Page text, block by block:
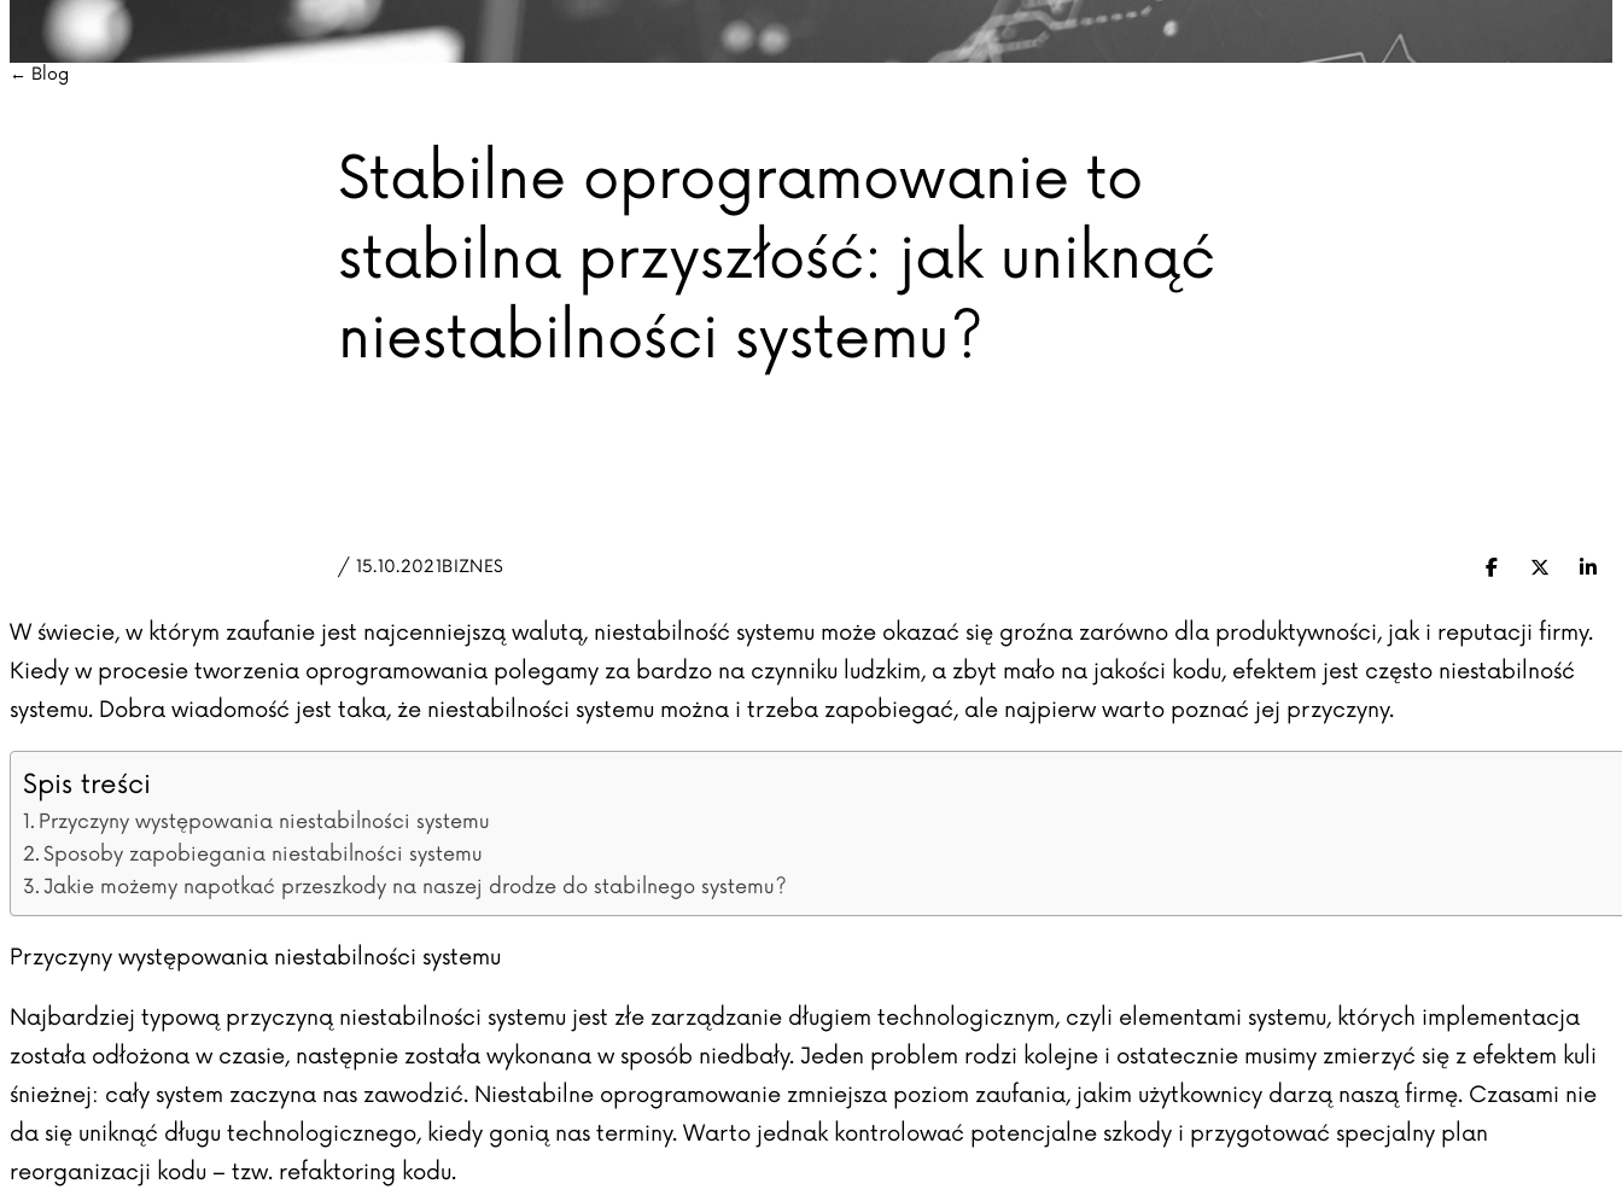
← Blog
Stabilne oprogramowanie to
stabilna przyszłość: jak uniknąć
niestabilności systemu?
/ 15.10.2021BIZNES
Facebook
X
W świecie, w którym zaufanie jest najcenniejszą walutą, niestabilność systemu może okazać się groźna zarówno dla produktywności, jak i reputacji firmy.
Kiedy w procesie tworzenia oprogramowania polegamy za bardzo na czynniku ludzkim, a zbyt mało na jakości kodu, efektem jest często niestabilność
systemu. Dobra wiadomość jest taka, że niestabilności systemu można i trzeba zapobiegać, ale najpierw warto poznać jej przyczyny.
Spis treści
Przyczyny występowania niestabilności systemu
Sposoby zapobiegania niestabilności systemu
Jakie możemy napotkać przeszkody na naszej drodze do stabilnego systemu?
Przyczyny występowania niestabilności systemu
Najbardziej typową przyczyną niestabilności systemu jest złe zarządzanie długiem technologicznym, czyli elementami systemu, których implementacja
została odłożona w czasie, następnie została wykonana w sposób niedbały. Jeden problem rodzi kolejne i ostatecznie musimy zmierzyć się z efektem kuli
śnieżnej: cały system zaczyna nas zawodzić. Niestabilne oprogramowanie zmniejsza poziom zaufania, jakim użytkownicy darzą naszą firmę. Czasami nie
da się uniknąć długu technologicznego, kiedy gonią nas terminy. Warto jednak kontrolować potencjalne szkody i przygotować specjalny plan
reorganizacji kodu – tzw. refaktoring kodu.